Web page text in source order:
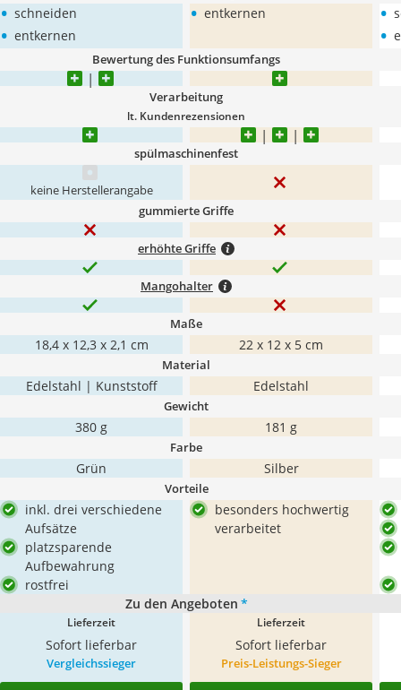
• schneiden
• entkernen
• entkernen •
•
Bewertung des Funktionsumfangs
Verarbeitung
lt. Kundenrezensionen
spülmaschinenfest
keine Herstellerangabe
gummierte Griffe
erhöhte Griffe
Mangohalter
Maße
18,4 x 12,3 x 2,1 cm 22 x 12 x 5 cm
Material
Edelstahl | Kunststoff Edelstahl
Gewicht
380 g 181 g
Farbe
Grün Silber
Vorteile
inkl. drei verschiedene
Aufsätze
platzsparende
Aufbewahrung
rostfrei
besonders hochwertig
verarbeitet
Zu den Angeboten *
Lieferzeit
Sofort lieferbar
Lieferzeit
Sofort lieferbar
Vergleichssieger Preis-Leistungs-Sieger